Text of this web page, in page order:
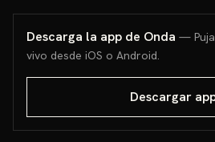
Descarga la app de Onda —
vivo desde iOS o Android.
Descargar